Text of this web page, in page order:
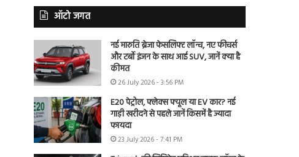
ऑटो जगत
नई मारुति ब्रेजा फेसलिफ्ट लॉन्च, नए फीचर्स
और टर्बो इंजन के साथ आई SUV, जानें क्या है
कीमत
26 July 2026 - 3:56 PM
E20 पेट्रोल, फ्लेक्स फ्यूल या EV कार? नई
गाड़ी खरीदने से पहले जानें किसमें है ज्यादा
फायदा
23 July 2026 - 7:41 PM